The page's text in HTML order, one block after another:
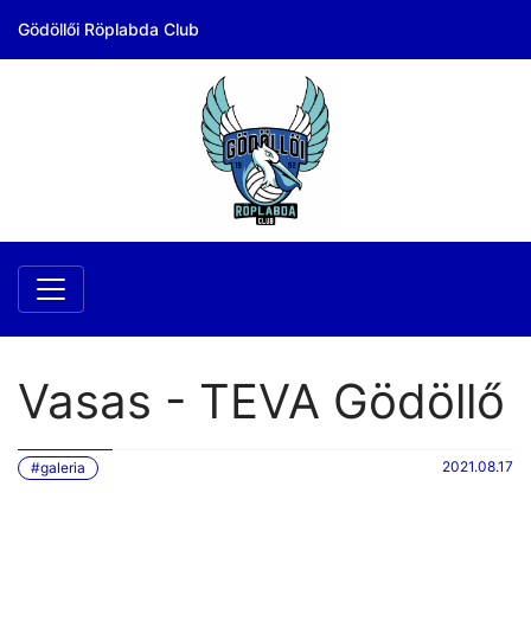
Gödöllői Röplabda Club
Vasas - TEVA Gödöllő
#galeria 2021.08.17